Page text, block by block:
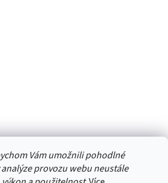
Vám umožnili pohodlné
provozu webu neustále